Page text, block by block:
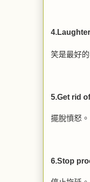
笑是最好
5.Get rid
擺脫憤怒。
6.Stop